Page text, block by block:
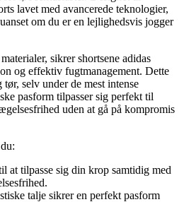
lavet med avancerede teknologier,
om du er en lejlighedsvis jogger
sikrer shortsene adidas
og effektiv fugtmanagement. Dette
selv under de mest intense
pasform tilpasser sig perfekt til
uden at gå på kompromis
at tilpasse sig din krop samtidig med
talje sikrer en perfekt pasform